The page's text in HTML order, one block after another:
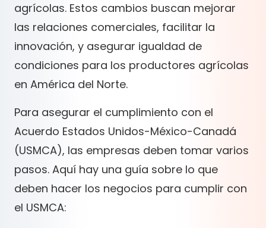
agrícolas. Estos cambios buscan mejorar
las relaciones comerciales, facilitar la
innovación, y asegurar igualdad de
condiciones para los productores agrícolas
en América del Norte.
Para asegurar el cumplimiento con el
Acuerdo Estados Unidos-México-Canadá
(USMCA), las empresas deben tomar varios
pasos. Aquí hay una guía sobre lo que
deben hacer los negocios para cumplir con
el USMCA: